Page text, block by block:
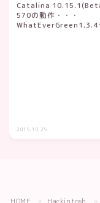
Catalina
570の動作・・・
WhatEverGreen1.3.4
2019.10.25
HOME ＞ Hackintosh ＞